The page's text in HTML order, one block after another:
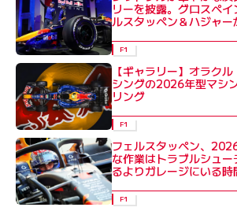
リーを披露。グロスペ
ルスタッペン＆ハジャ
F1
【ギャラリー】オラク
シングの2026年型マシ
リング
F1
フェルスタッペン、
な作業はトラブルシュ
るよりガレージにいる時
F1